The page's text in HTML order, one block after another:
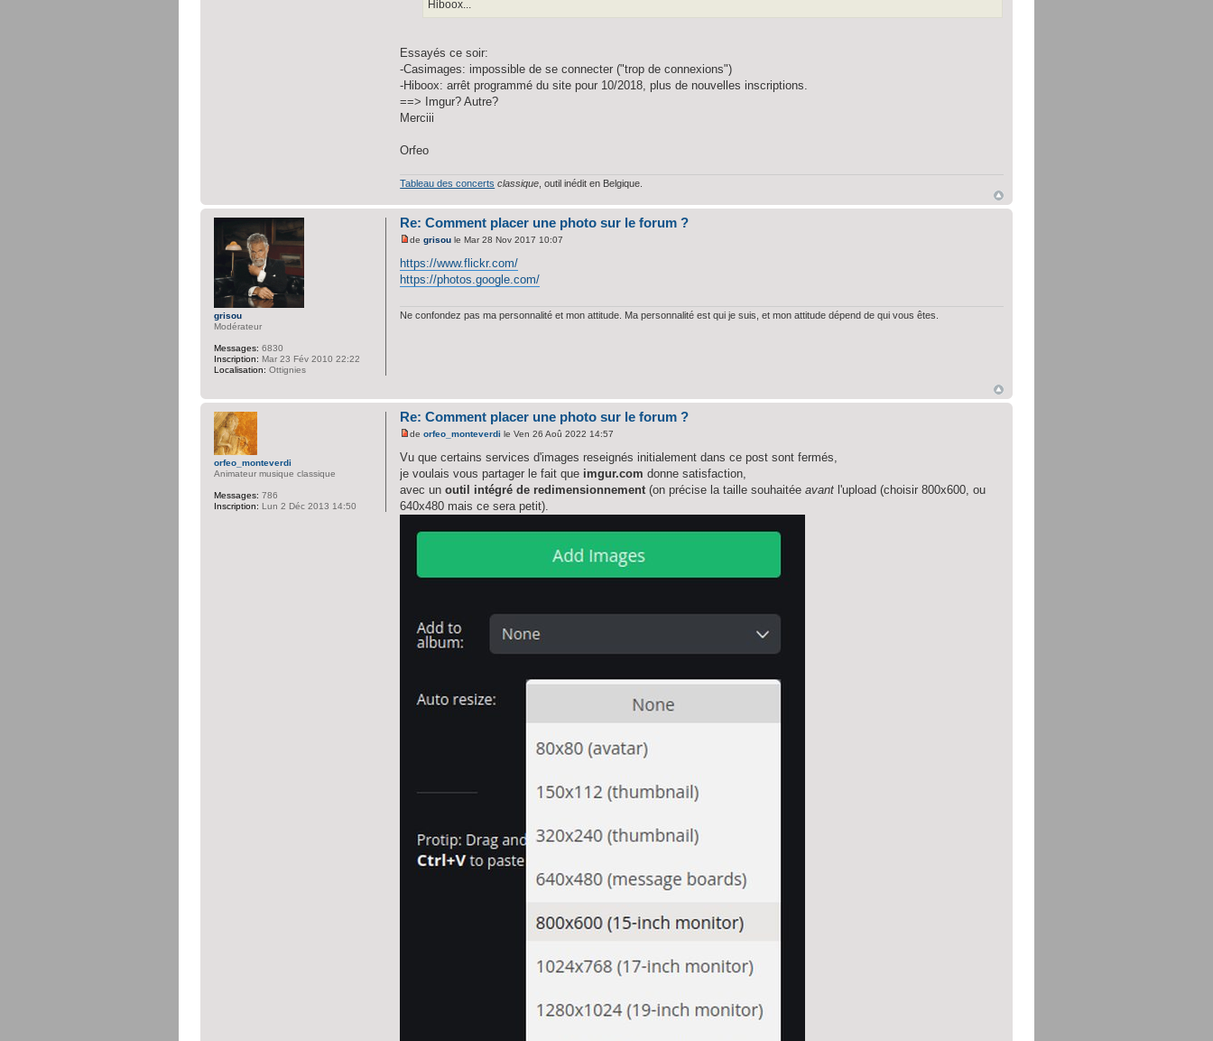
Hiboox...
Essayés ce soir:
-Casimages: impossible de se connecter ("trop de connexions")
-Hiboox: arrêt programmé du site pour 10/2018, plus de nouvelles inscriptions.
==> Imgur? Autre?
Merciii
Orfeo
Tableau des concerts classique , outil inédit en Belgique.
Re: Comment placer une photo sur le forum ?
degrisou le Mar 28 Nov 2017 10:07
https://www.flickr.com/
https://photos.google.com/
Ne confondez pas ma personnalité et mon attitude. Ma personnalité est qui je suis, et mon attitude dépend de qui vous êtes.
grisou
Modérateur
Messages: 6830
Inscription: Mar 23 Fév 2010 22:22
Localisation: Ottignies
Re: Comment placer une photo sur le forum ?
deorfeo_monteverdi le Ven 26 Aoû 2022 14:57
Vu que certains services d'images reseignés initialement dans ce post sont fermés,
je voulais vous partager le fait que imgur.com donne satisfaction,
avec unoutil intégré de redimensionnement(on précise la taille souhaitéeavant l'upload (choisir 800x600, ou
640x480 mais ce sera petit).
orfeo_monteverdi
Animateur musique classique
Messages: 786
Inscription: Lun 2 Déc 2013 14:50